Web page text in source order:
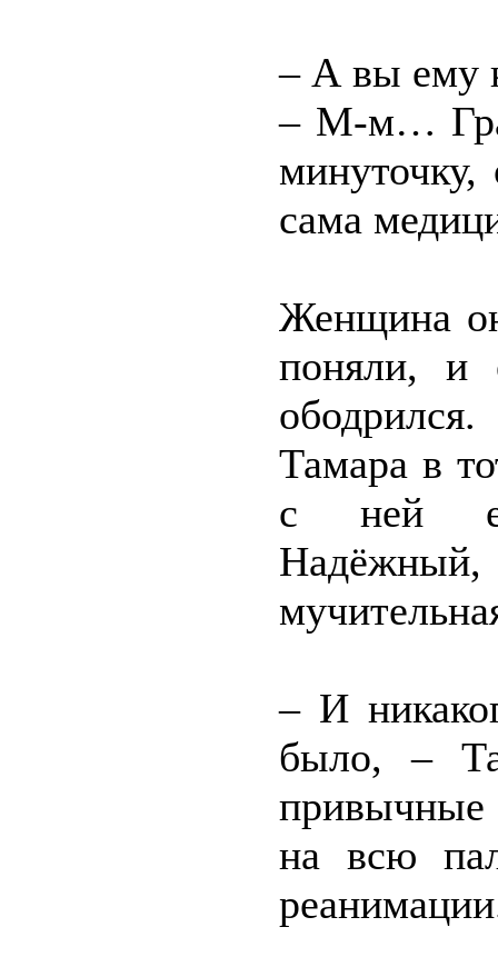
– А вы ему
– М-м…
минуточку,
сама
Женщина
поняли, и
Тамара в
с ней
– И
было, –
привычные
на всю